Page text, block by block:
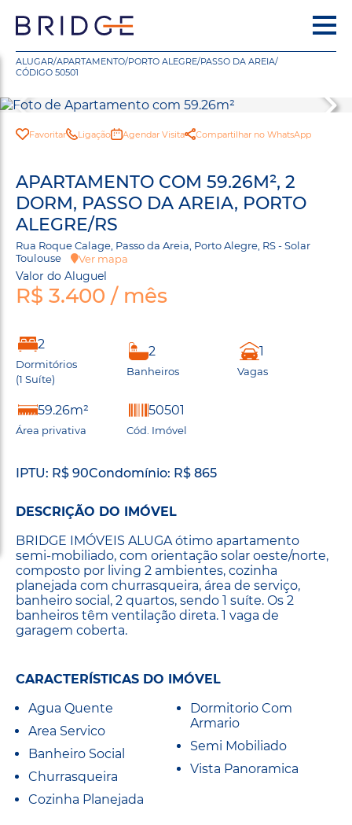
ALUGAR/APARTAMENTO/PORTO ALEGRE/PASSO DA AREIA/
CÓDIGO 50501
Favoritar Ligação Agendar Visita Compartilhar no WhatsApp
APARTAMENTO COM 59.26M², 2
DORM, PASSO DA AREIA, PORTO
ALEGRE/RS
Rua Roque Calage, Passo da Areia, Porto Alegre, RS - Solar
Toulouse
Ver mapa
Valor do Aluguel
R$ 3.400 / mês
2
Dormitórios
(1 Suíte)
2
Banheiros
1
Vagas
59.26m²
Área privativa
50501
Cód. Imóvel
IPTU: R$ 90Condomínio: R$ 865
DESCRIÇÃO DO IMÓVEL
BRIDGE IMÓVEIS ALUGA ótimo apartamento
semi-mobiliado, com orientação solar oeste/norte,
composto por living 2 ambientes, cozinha
planejada com churrasqueira, área de serviço,
banheiro social, 2 quartos, sendo 1 suíte. Os 2
banheiros têm ventilação direta. 1 vaga de
garagem coberta.
CARACTERÍSTICAS DO IMÓVEL
Agua Quente
Area Servico
Banheiro Social
Churrasqueira
Cozinha Planejada
Dormitorio Com
Armario
Semi Mobiliado
Vista Panoramica